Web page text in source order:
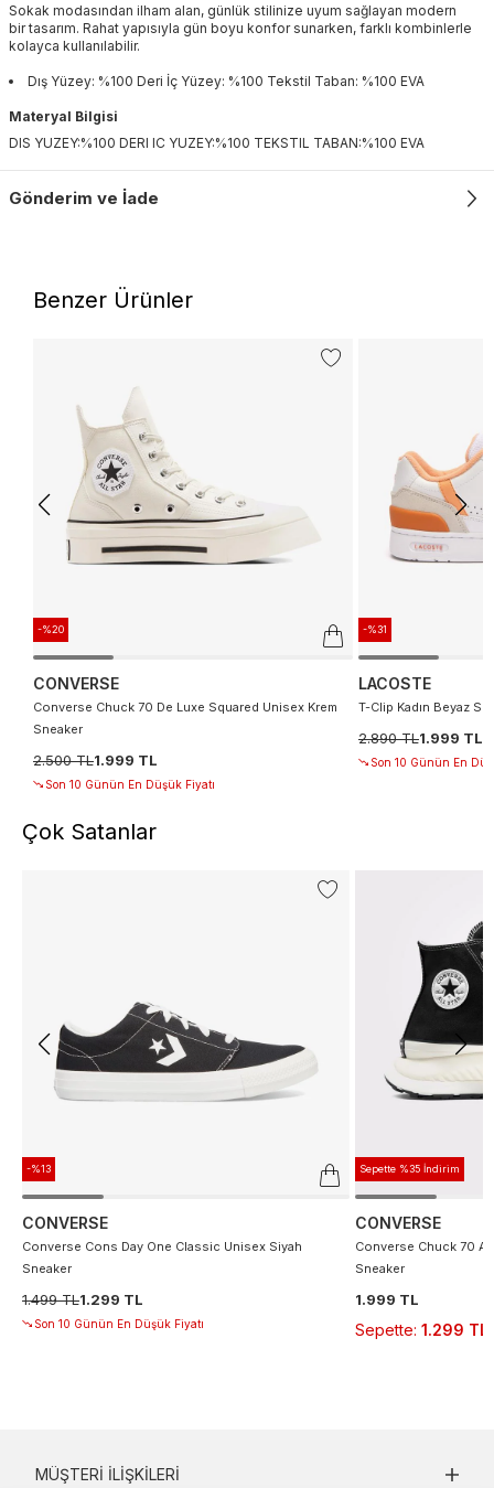
Sokak modasından ilham alan, günlük stilinize uyum sağlayan modern
bir tasarım. Rahat yapısıyla gün boyu konfor sunarken, farklı kombinlerle
kolayca kullanılabilir.
Dış Yüzey: %100 Deri İç Yüzey: %100 Tekstil Taban: %100 EVA
Materyal Bilgisi
DIS YUZEY:%100 DERI IC YUZEY:%100 TEKSTIL TABAN:%100 EVA
Gönderim ve İade
Benzer Ürünler
-%20
CONVERSE
Converse Chuck 70 De Luxe Squared Unisex Krem
Sneaker
2.500 TL1.999 TL
Son 10 Günün En Düşük Fiyatı
-%31
LACOSTE
T-Clip Kadın Beyaz
2.890 TL1.999 TL
Son 10 Günün En
Çok Satanlar
-%13
CONVERSE
Converse Cons Day One Classic Unisex Siyah
Sneaker
1.499 TL1.299 TL
Son 10 Günün En Düşük Fiyatı
Sepette %35 İndirim
CONVERSE
Converse Chuck 70
Sneaker
1.999 TL
Sepette: 1.299 TL
MÜŞTERI İLIŞKILERI